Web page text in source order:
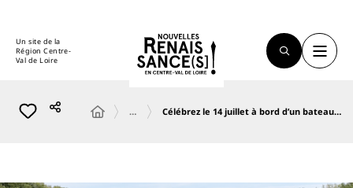
Un site de la
Région Centre-
Val de Loire
… Célébrez le 14 juillet à bord d’un bateau…